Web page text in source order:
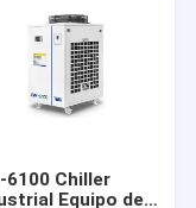
6100 Chiller
Equipo de